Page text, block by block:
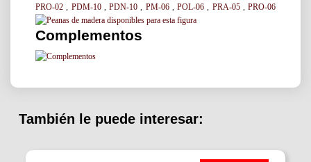
PRO-02 , PDM-10 , PDN-10 , PM-06 , POL-06 , PRA-05 , PRO-06
Complementos
También le puede interesar: